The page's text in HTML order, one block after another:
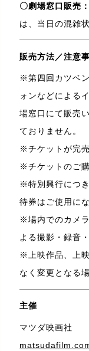
〇劇場窓口販売
は、当日の混雑
販売方法／注意
※第四回カツベ
ォンなどによる
場窓口にて販売
ておりません。
※チケットが完
※チケットのご
※特別興行につ
待券はご使用に
※場内でのカメ
よる撮影・録音
※上映作品、上
なく変更となる
主催
マツダ映画社